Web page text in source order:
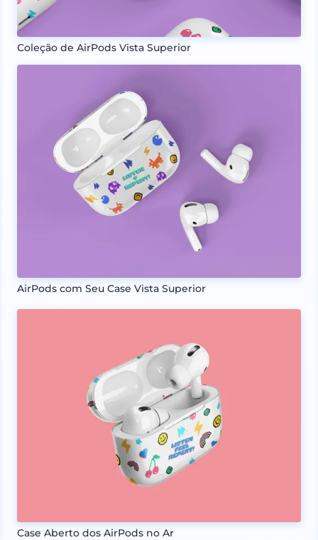
Coleção de AirPods Vista Superior
AirPods com Seu Case Vista Superior
Case Aberto dos AirPods no Ar